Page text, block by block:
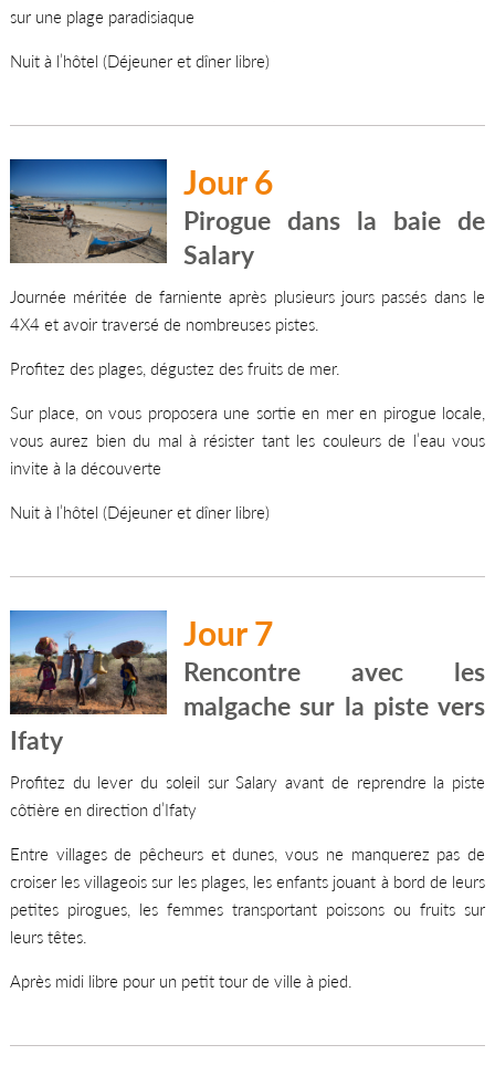
sur une plage paradisiaque
Nuit à l’hôtel (Déjeuner et dîner libre)
Jour 6
Pirogue dans la baie de
Salary
Journée méritée de farniente après plusieurs jours passés dans le
4X4 et avoir traversé de nombreuses pistes.
Profitez des plages, dégustez des fruits de mer.
Sur place, on vous proposera une sortie en mer en pirogue locale,
vous aurez bien du mal à résister tant les couleurs de l’eau vous
invite à la découverte
Nuit à l’hôtel (Déjeuner et dîner libre)
Jour 7
Rencontre avec les
malgache sur la piste vers
Ifaty
Profitez du lever du soleil sur Salary avant de reprendre la piste
côtière en direction d’Ifaty
Entre villages de pêcheurs et dunes, vous ne manquerez pas de
croiser les villageois sur les plages, les enfants jouant à bord de leurs
petites pirogues, les femmes transportant poissons ou fruits sur
leurs têtes.
Après midi libre pour un petit tour de ville à pied.